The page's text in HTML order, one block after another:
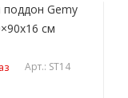
Gemy
см
Арт.: ST14